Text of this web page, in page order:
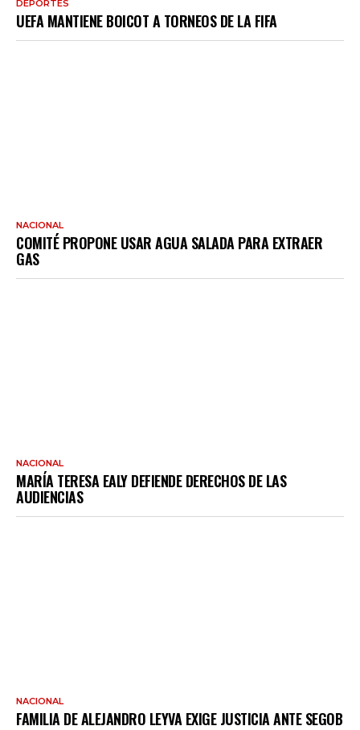
DEPORTES
UEFA MANTIENE BOICOT A TORNEOS DE LA FIFA
NACIONAL
COMITÉ PROPONE USAR AGUA SALADA PARA EXTRAER
GAS
NACIONAL
MARÍA TERESA EALY DEFIENDE DERECHOS DE LAS
AUDIENCIAS
NACIONAL
FAMILIA DE ALEJANDRO LEYVA EXIGE JUSTICIA ANTE SEGOB